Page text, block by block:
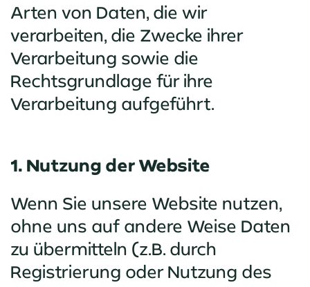
Arten von Daten, die wir
verarbeiten, die Zwecke ihrer
Verarbeitung sowie die
Rechtsgrundlage für ihre
Verarbeitung aufgeführt.
1. Nutzung der Website
Wenn Sie unsere Website nutzen,
ohne uns auf andere Weise Daten
zu übermitteln (z.B. durch
Registrierung oder Nutzung des